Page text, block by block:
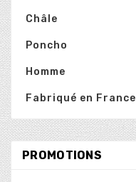
Châle
Poncho
Homme
Fabriqué en France
PROMOTIONS